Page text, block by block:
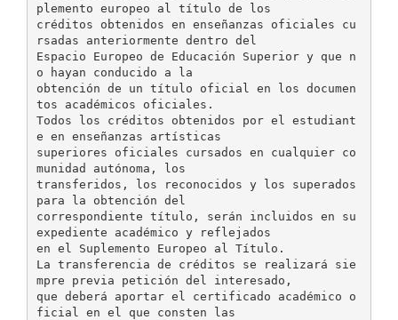
plemento europeo al título de los
créditos obtenidos en enseñanzas oficiales cu
rsadas anteriormente dentro del
Espacio Europeo de Educación Superior y que n
o hayan conducido a la
obtención de un título oficial en los documen
tos académicos oficiales.
Todos los créditos obtenidos por el estudiant
e en enseñanzas artísticas
superiores oficiales cursados en cualquier co
munidad autónoma, los
transferidos, los reconocidos y los superados
para la obtención del
correspondiente título, serán incluidos en su
expediente académico y reflejados
en el Suplemento Europeo al Título.
La transferencia de créditos se realizará sie
mpre previa petición del interesado,
que deberá aportar el certificado académico o
ficial en el que consten las